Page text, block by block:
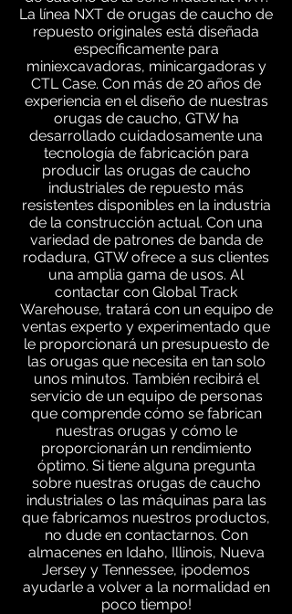
La línea NXT de orugas de caucho de
repuesto originales está diseñada
específicamente para
miniexcavadoras, minicargadoras y
CTL Case. Con más de 20 años de
experiencia en el diseño de nuestras
orugas de caucho, GTW ha
desarrollado cuidadosamente una
tecnología de fabricación para
producir las orugas de caucho
industriales de repuesto más
resistentes disponibles en la industria
de la construcción actual. Con una
variedad de patrones de banda de
rodadura, GTW ofrece a sus clientes
una amplia gama de usos. Al
contactar con Global Track
Warehouse, tratará con un equipo de
ventas experto y experimentado que
le proporcionará un presupuesto de
las orugas que necesita en tan solo
unos minutos. También recibirá el
servicio de un equipo de personas
que comprende cómo se fabrican
nuestras orugas y cómo le
proporcionarán un rendimiento
óptimo. Si tiene alguna pregunta
sobre nuestras orugas de caucho
industriales o las máquinas para las
que fabricamos nuestros productos,
no dude en contactarnos. Con
almacenes en Idaho, Illinois, Nueva
Jersey y Tennessee, ¡podemos
ayudarle a volver a la normalidad en
poco tiempo!